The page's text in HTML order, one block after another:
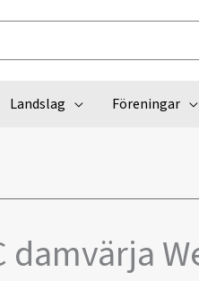
Landslag Föreningar
damvärja